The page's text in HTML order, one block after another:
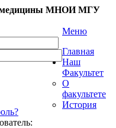
медицины МНОИ МГУ
Меню
Главная
Наш
Факультет
О
факультете
История